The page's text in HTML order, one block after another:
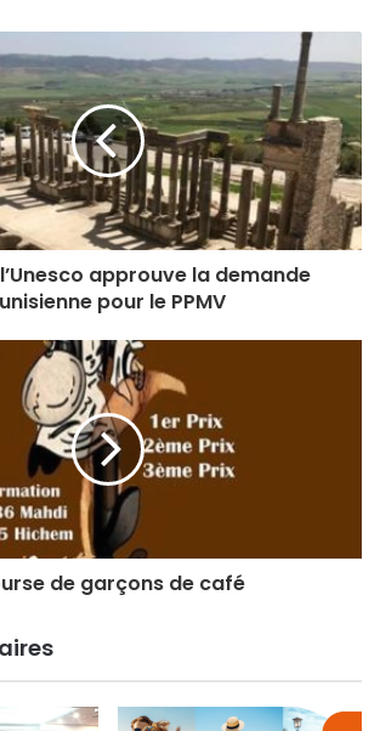
approuve la demande
pour le PPMV
de garçons de café